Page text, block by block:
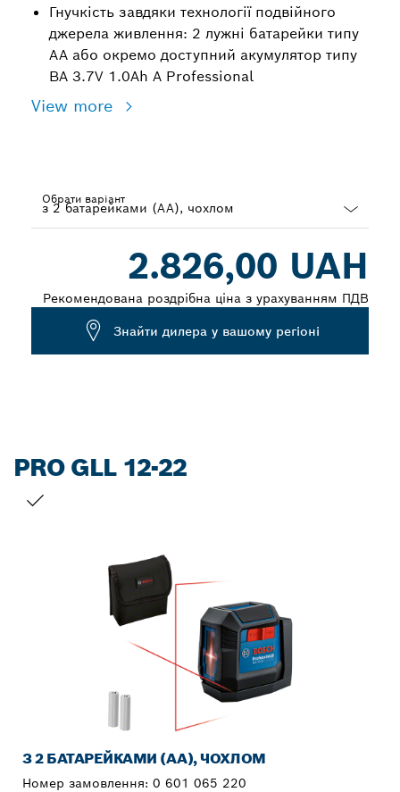
Гнучкість завдяки технології подвійного
джерела живлення: 2 лужні батарейки типу
AA або окремо доступний акумулятор типу
BA 3.7V 1.0Ah A Professional
View more
Обрати варіант
2.826,00 UAH
Рекомендована роздрібна ціна з урахуванням ПДВ
Знайти дилера у вашому регіоні
PRO GLL 12-22
З 2 БАТАРЕЙКАМИ (AA), ЧОХЛОМ
Номер замовлення: 0 601 065 220